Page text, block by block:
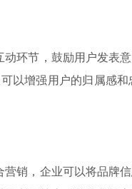
环节，鼓励用户发表
以增强用户的归属感
销，企业可以将品牌